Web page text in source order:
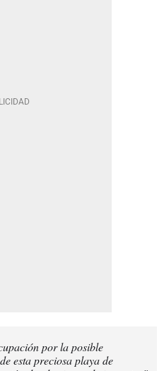
por la posible
esta preciosa playa de